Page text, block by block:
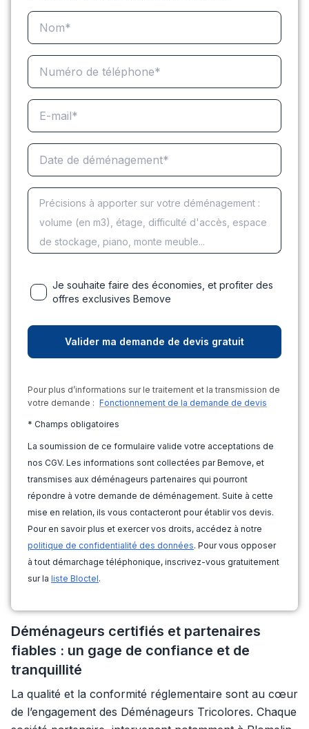
Je souhaite faire des économies, et profiter des
offres exclusives Bemove
Pour plus d’informations sur le traitement et la transmission de
votre demande : Fonctionnement de la demande de devis
* Champs obligatoires
La soumission de ce formulaire valide votre acceptations de
nos CGV. Les informations sont collectées par Bemove, et
transmises aux déménageurs partenaires qui pourront
répondre à votre demande de déménagement. Suite à cette
mise en relation, ils vous contacteront pour établir vos devis.
Pour en savoir plus et exercer vos droits, accédez à notre
politique de confidentialité des données. Pour vous opposer
à tout démarchage téléphonique, inscrivez-vous gratuitement
sur la liste Bloctel.
Déménageurs certifiés et partenaires
fiables : un gage de confiance et de
tranquillité
La qualité et la conformité réglementaire sont au cœur
de l’engagement des Déménageurs Tricolores. Chaque